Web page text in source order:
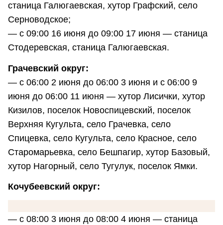
станица Галюгаевская, хутор Графский, село
Серноводское;
— с 09:00 16 июня до 09:00 17 июня — станица
Стодеревская, станица Галюгаевская.
Грачевский округ:
— с 06:00 2 июня до 06:00 3 июня и с 06:00 9
июня до 06:00 11 июня — хутор Лисички, хутор
Кизилов, поселок Новоспицевский, поселок
Верхняя Кугульта, село Грачевка, село
Спицевка, село Кугульта, село Красное, село
Старомарьевка, село Бешпагир, хутор Базовый,
хутор Нагорный, село Тугулук, поселок Ямки.
Кочубеевский округ:
— с 08:00 3 июня до 08:00 4 июня — станица